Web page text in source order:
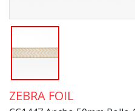
ZEBRA FOIL